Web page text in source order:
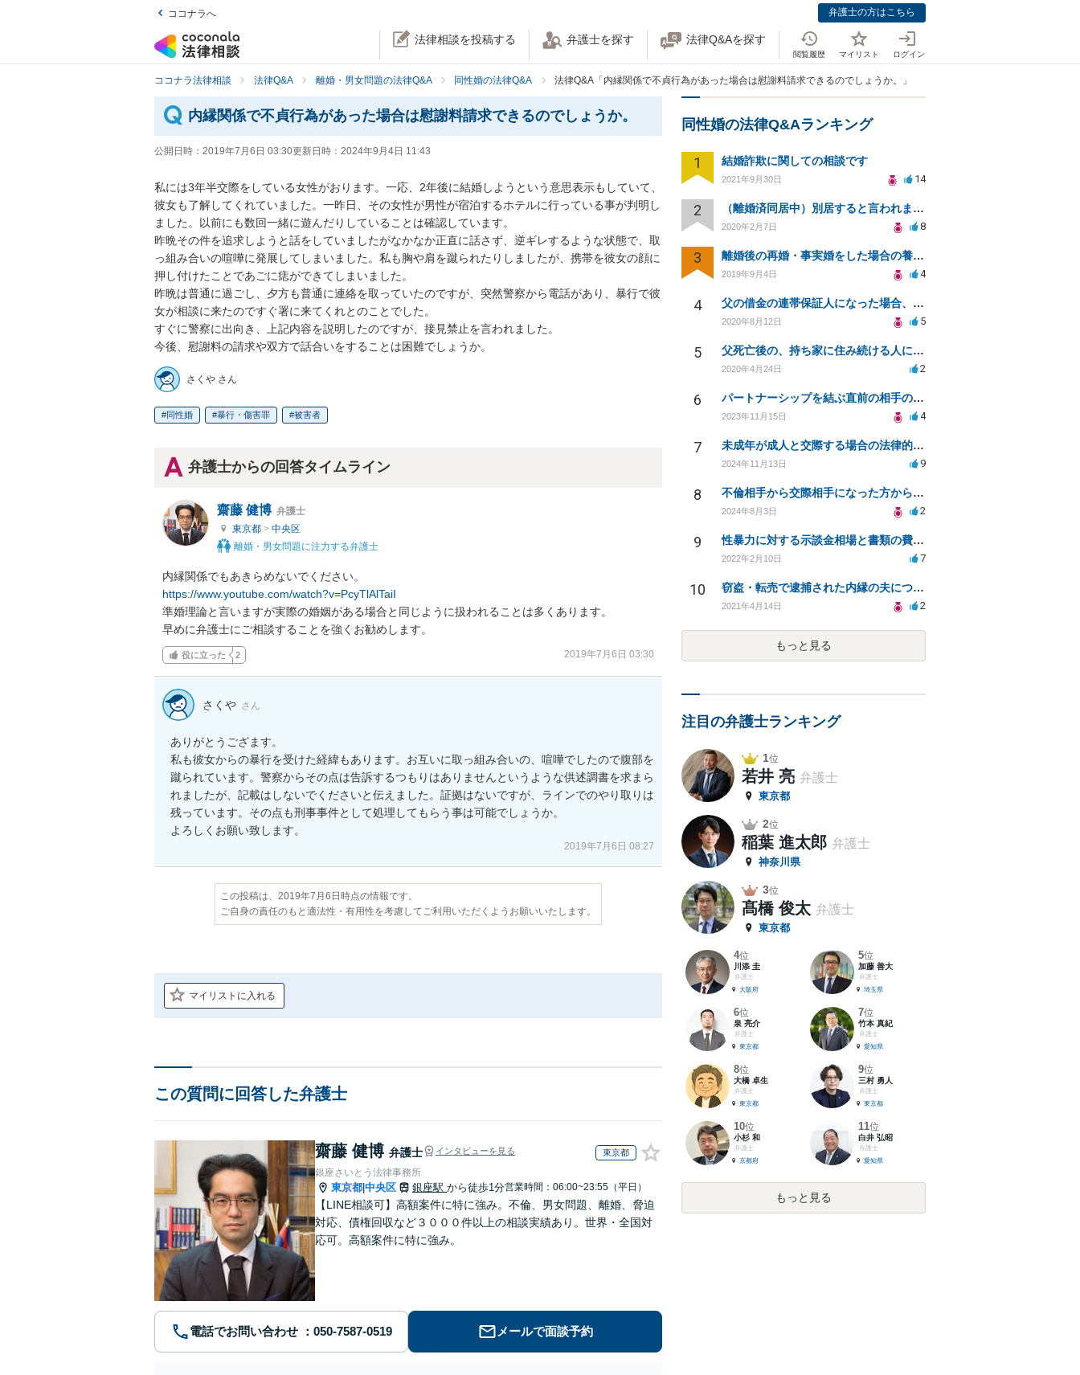
ココナラへ 弁護士の方はこちら
法律相談を投稿する 弁護士を探す 法律Q&Aを探す
閲覧履歴 マイリスト ログイン
ココナラ法律相談 法律Q&A 離婚・男女問題の法律Q&A 同性婚の法律Q&A 法律Q&A「内縁関係で不貞行為があった場合は慰謝料請求できるのでしょうか。」
内縁関係で不貞行為があった場合は慰謝料請求できるのでしょうか。
公開日時： 2019年7月6日 03:30更新日時： 2024年9月4日 11:43
私には3年半交際をしている女性がおります。一応、2年後に結婚しようという意思表示もしていて、
彼女も了解してくれていました。一昨日、その女性が男性が宿泊するホテルに行っている事が判明し
ました。以前にも数回一緒に遊んだりしていることは確認しています。
昨晩その件を追求しようと話をしていましたがなかなか正直に話さず、逆ギレするような状態で、取
っ組み合いの喧嘩に発展してしまいました。私も胸や肩を蹴られたりしましたが、携帯を彼女の顔に
押し付けたことであごに痣ができてしまいました。
昨晩は普通に過ごし、夕方も普通に連絡を取っていたのですが、突然警察から電話があり、暴行で彼
女が相談に来たのですぐ署に来てくれとのことでした。
すぐに警察に出向き、上記内容を説明したのですが、接見禁止を言われました。
今後、慰謝料の請求や双方で話合いをすることは困難でしょうか。
さくや さん
同性婚 暴行・傷害罪 被害者
弁護士からの回答タイムライン
齋藤 健博 弁護士
東京都 > 中央区
離婚・男女問題に注力する弁護士
https://www.youtube.com/watch?v=PcyTlAlTaiI
準婚理論と言いますが実際の婚姻がある場合と同じように扱われることは多くあります。
早めに弁護士にご相談することを強くお勧めします。
役に立った 2 2019年7月6日 03:30
さくや さん
ありがとうござます。
私も彼女からの暴行を受けた経緯もあります。お互いに取っ組み合いの、喧嘩でしたので腹部を
蹴られています。警察からその点は告訴するつもりはありませんというような供述調書を求まら
れましたが、記載はしないでくださいと伝えました。証拠はないですが、ラインでのやり取りは
残っています。その点も刑事事件として処理してもらう事は可能でしょうか。
よろしくお願い致します。
2019年7月6日 08:27
この投稿は、2019年7月6日時点の情報です。
ご自身の責任のもと適法性・有用性を考慮してご利用いただくようお願いいたします。
マイリストに入れる
この質問に回答した弁護士
齋藤 健博 弁護士 インタビューを見る 東京都
銀座さいとう法律事務所
東京都 中央区 銀座駅 から徒歩1分営業時間：06:00~23:55（平日）
【LINE相談可】高額案件に特に強み。不倫、男女問題、離婚、脅迫
対応、債権回収など３０００件以上の相談実績あり。世界・全国対
応可。高額案件に特に強み。
電話でお問い合わせ メールで面談予約
同性婚の法律Q&Aランキング
1 結婚詐欺に関しての相談です
2021年9月30日 14
2 （離婚済同居中）別居すると言われましたが、これからも子供と同居はしたいです。
2020年2月7日 8
3 離婚後の再婚・事実婚をした場合の養育費について
2019年9月4日 4
4 父の借金の連帯保証人になった場合、将来父が他界した時、相続放棄すれば返済義務は無くなるのでしょうか？
2020年8月12日 5
5 父死亡後の、持ち家に住み続ける人に対してどうしたら。
2020年4月24日 2
6 パートナーシップを結ぶ直前の相手の不貞による破局。引っ越し。引っ越し代は請求できませんか。
2023年11月15日 4
7 未成年が成人と交際する場合の法律的な問題点は？
2024年11月13日 9
8 不倫相手から交際相手になった方からの脅迫的な条件に対する法的対応について相談したい
2024年8月3日 2
9 性暴力に対する示談金相場と書類の費用が知りたいです。
2022年2月10日 7
10 窃盗・転売で逮捕された内縁の夫について
2021年4月14日 2
もっと見る
注目の弁護士ランキング
1位
若井 亮 弁護士
東京都
2位
稲葉 進太郎 弁護士
神奈川県
3位
髙橋 俊太 弁護士
東京都
4位
川添 圭
弁護士
大阪府
5位
加藤 善大
弁護士
埼玉県
6位
泉 亮介
弁護士
東京都
7位
竹本 真紀
弁護士
愛知県
8位
大橋 卓生
弁護士
東京都
9位
三村 勇人
弁護士
東京都
10位
小杉 和
弁護士
京都府
11位
白井 弘昭
弁護士
愛知県
もっと見る